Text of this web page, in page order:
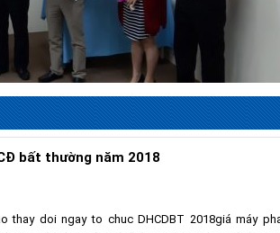
bất thường năm 2018
thay doi ngay to chuc DHCDBT 2018giá máy